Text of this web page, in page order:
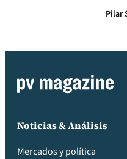
Pilar
Noticias & Análisis
Mercados y política